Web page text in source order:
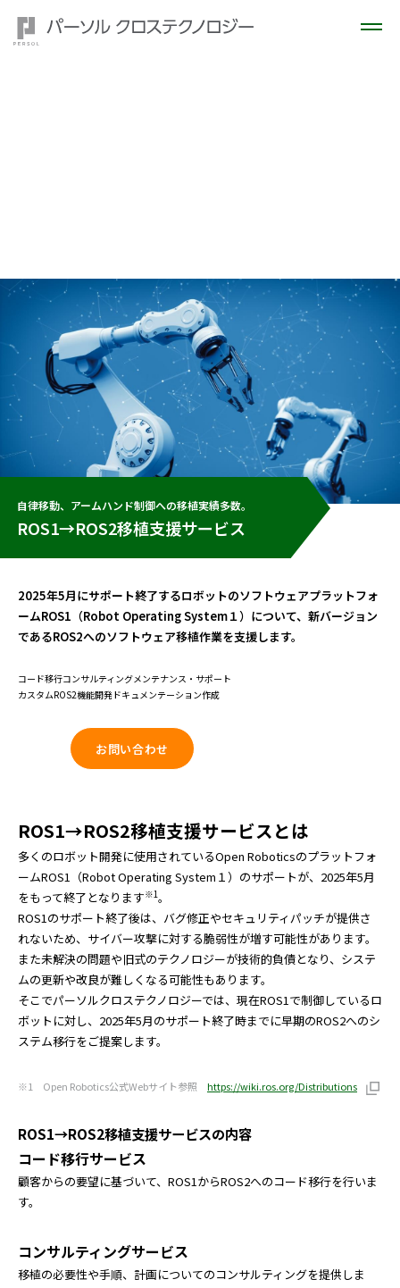
自律移動、アームハンド制御への移植実績多数。
ROS1→ROS2移植支援サービス
2025年5月にサポート終了するロボットのソフトウェアプラットフォ
ームROS1（Robot Operating System１）について、新バージョン
であるROS2へのソフトウェア移植作業を支援します。
コード移行コンサルティングメンテナンス・サポート
カスタムROS2機能開発ドキュメンテーション作成
お問い合わせ
ROS1→ROS2移植支援サービスとは
多くのロボット開発に使用されているOpen Roboticsのプラットフォ
ームROS1（Robot Operating System１）のサポートが、2025年5月
をもって終了となります※1。
ROS1のサポート終了後は、バグ修正やセキュリティパッチが提供さ
れないため、サイバー攻撃に対する脆弱性が増す可能性があります。
また未解決の問題や旧式のテクノロジーが技術的負債となり、システ
ムの更新や改良が難しくなる可能性もあります。
そこでパーソルクロステクノロジーでは、現在ROS1で制御しているロ
ボットに対し、2025年5月のサポート終了時までに早期のROS2へのシ
ステム移行をご提案します。
※1 Open Robotics公式Webサイト参照 https://wiki.ros.org/Distributions
ROS1→ROS2移植支援サービスの内容
コード移行サービス
顧客からの要望に基づいて、ROS1からROS2へのコード移行を行いま
す。
コンサルティングサービス
移植の必要性や手順、計画についてのコンサルティングを提供しま